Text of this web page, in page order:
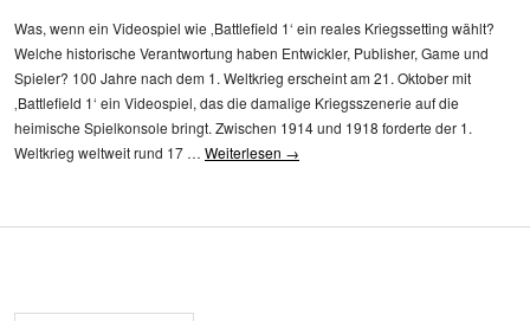
Was, wenn ein Videospiel wie ‚Battlefield 1‘ ein reales Kriegssetting wählt?
Welche historische Verantwortung haben Entwickler, Publisher, Game und
Spieler? 100 Jahre nach dem 1. Weltkrieg erscheint am 21. Oktober mit
‚Battlefield 1‘ ein Videospiel, das die damalige Kriegsszenerie auf die
heimische Spielkonsole bringt. Zwischen 1914 und 1918 forderte der 1.
Weltkrieg weltweit rund 17 … Weiterlesen →